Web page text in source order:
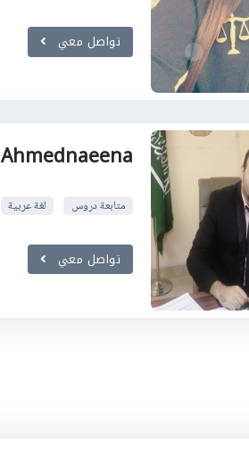
تواصل معي
Ahmednaeena
متابعة دروس لغة عربية
تواصل معي